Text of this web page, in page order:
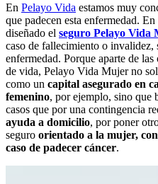
En Pelayo Vida estamos muy
que padecen esta enfermedad.
diseñado el seguro Pelayo Vida
caso de fallecimiento o invalidez,
enfermedad. Porque aparte de
de vida, Pelayo Vida Mujer no
como un capital asegurado en
femenino, por ejemplo, sino que
casos que por una contingencia
ayuda a domicilio, por poner
seguro orientado a la mujer,
caso de padecer cáncer.